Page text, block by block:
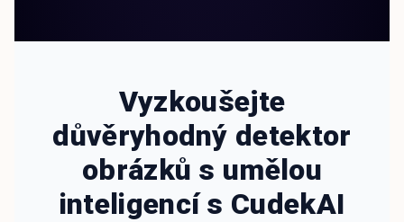
Vyzkoušejte
důvěryhodný detektor
obrázků s umělou
inteligencí s CudekAI